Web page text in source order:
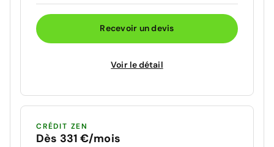
Recevoir un devis
Voir le détail
CRÉDIT ZEN
Dès 331 €/mois